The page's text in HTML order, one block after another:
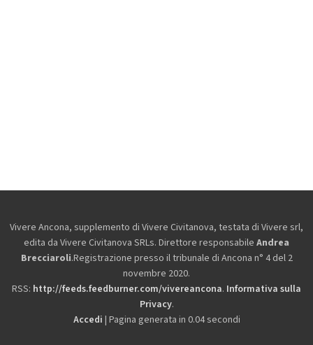
Vivere Ancona, supplemento di Vivere Civitanova, testata di Vivere srl,
edita da Vivere Civitanova SRLs. Direttore responsabile Andrea
Brecciaroli.Registrazione presso il tribunale di Ancona n° 4 del 2
novembre 2020.
RSS: http://feeds.feedburner.com/vivereancona. Informativa sulla
Privacy.
Accedi | Pagina generata in 0.04 secondi